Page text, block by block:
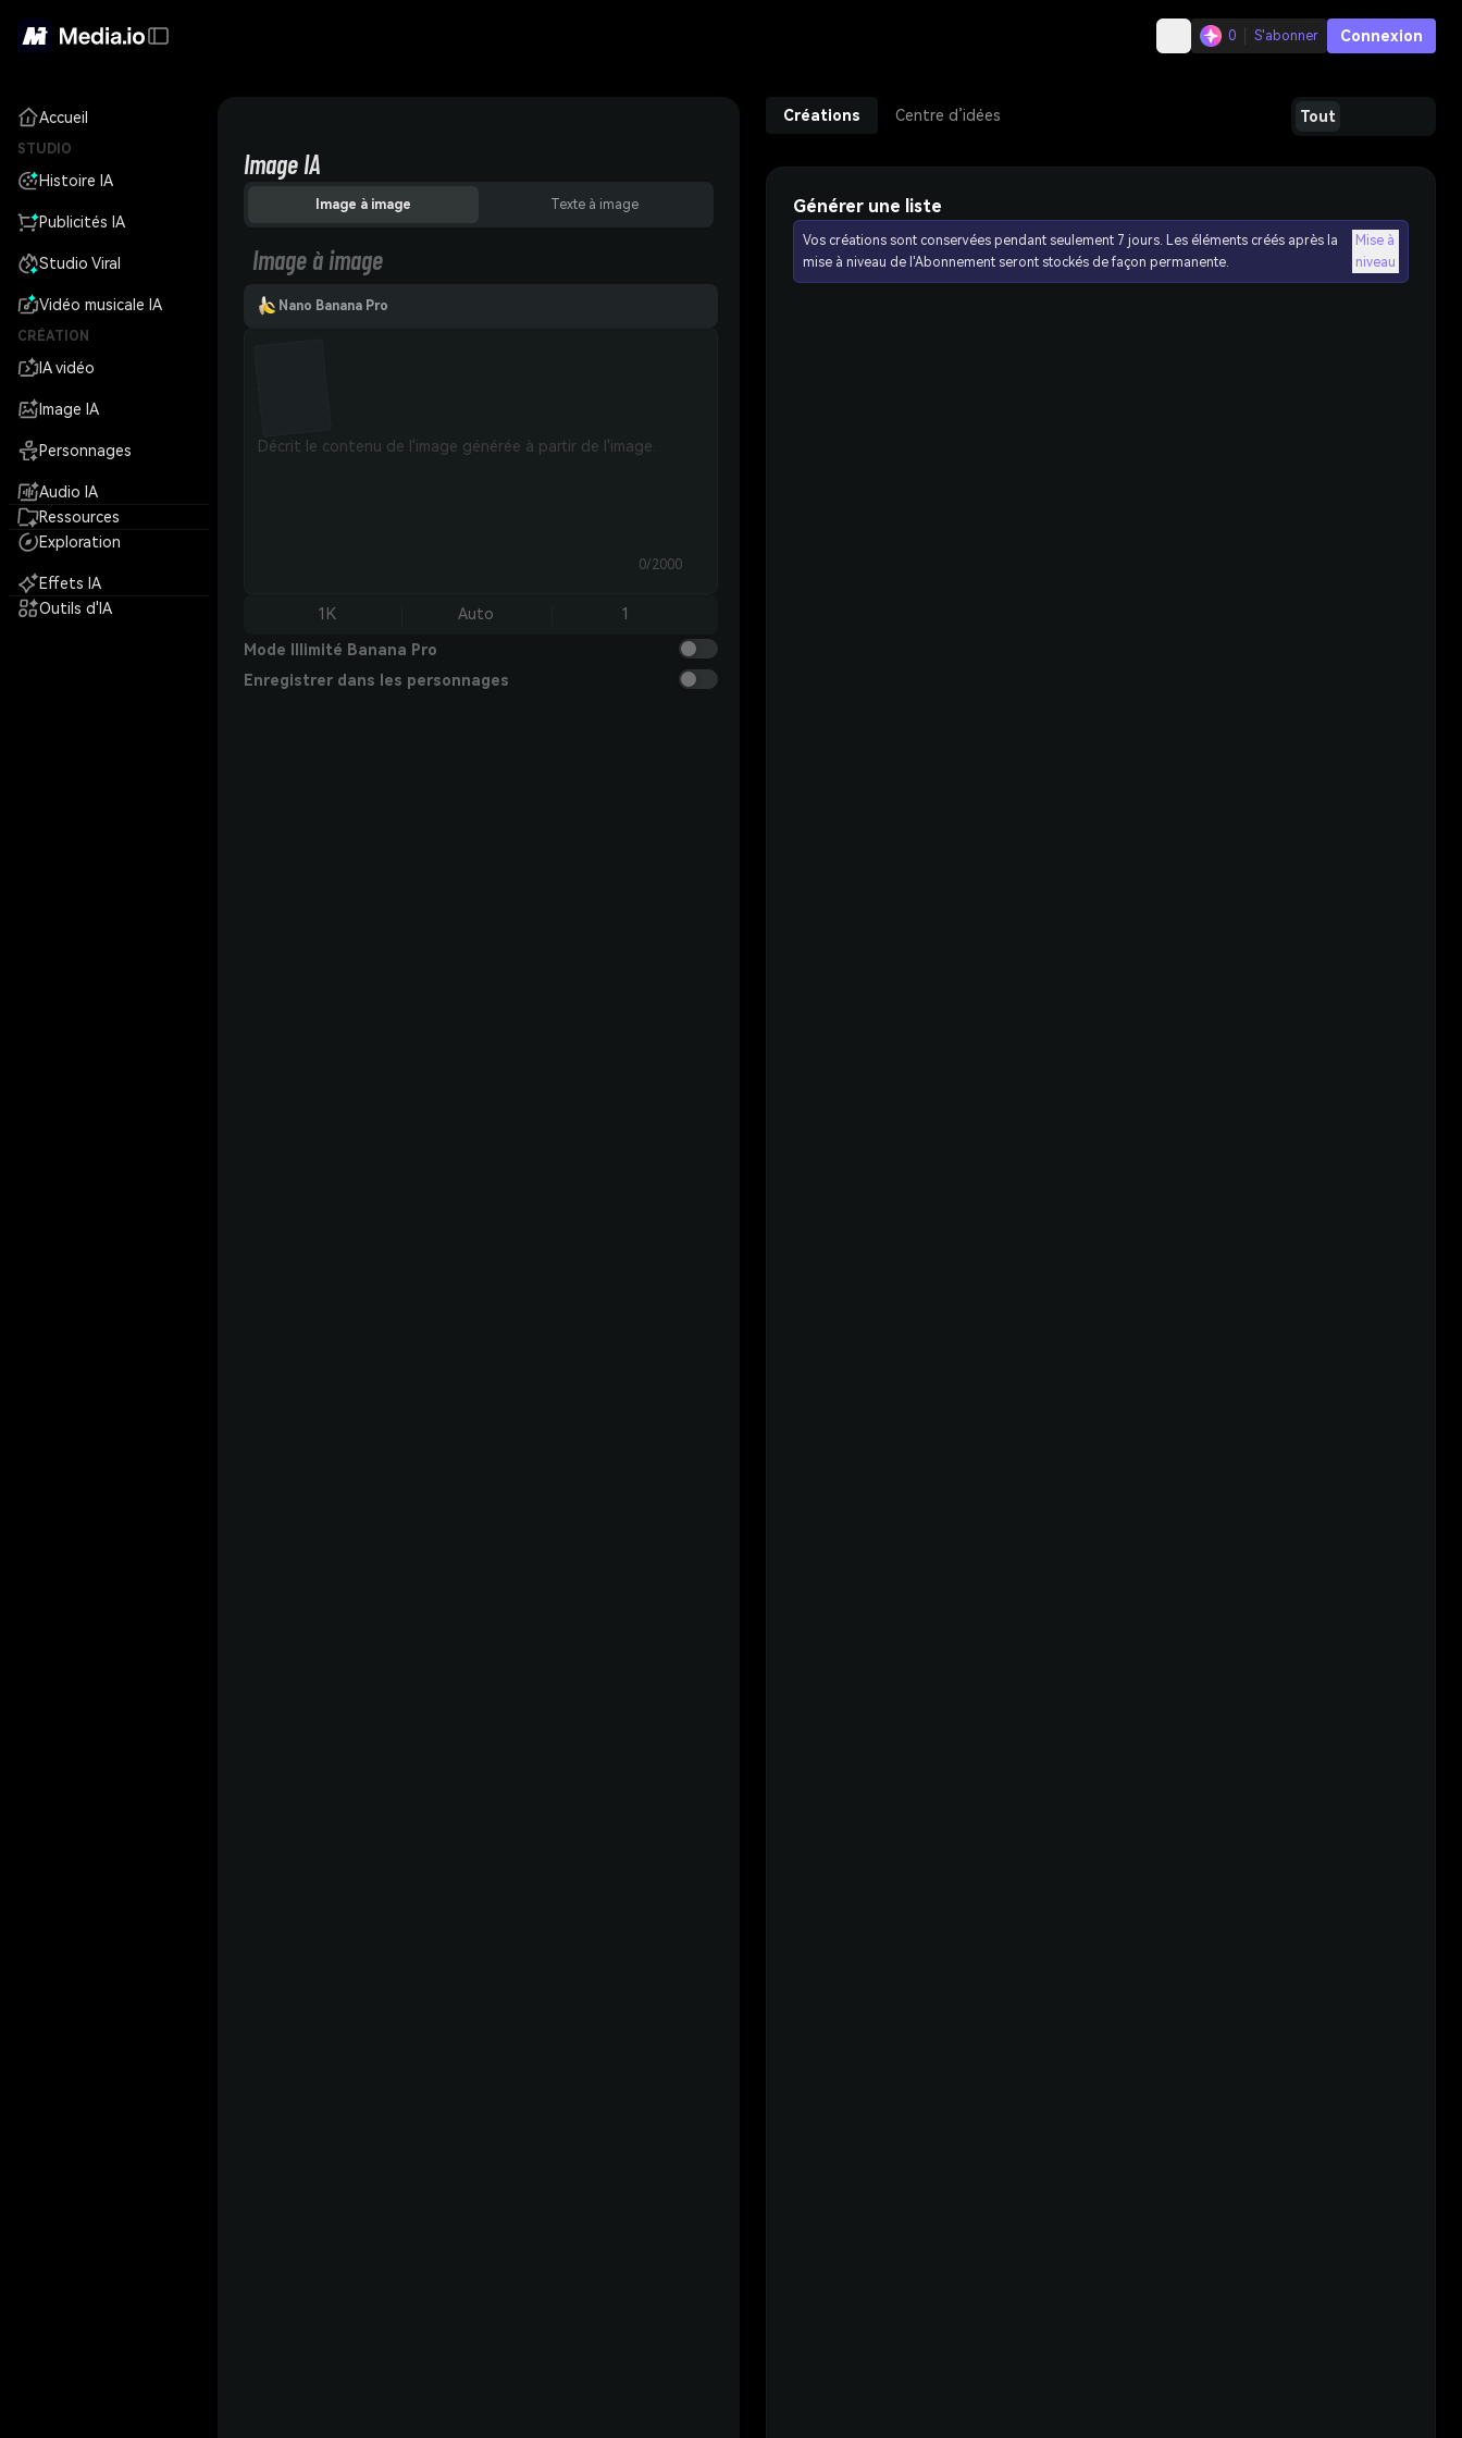
0 S'abonner Connexion
Accueil
STUDIO
Histoire IA
Publicités IA
Studio Viral
Vidéo musicale IA
CRÉATION
IA vidéo
Image IA
Personnages
Audio IA
Ressources
Exploration
Effets IA
Outils d'IA
Image IA
Image à image Texte à image
Image à image
Nano Banana Pro
0/2000
1K Auto 1
Mode Illimité Banana Pro
Enregistrer dans les personnages
Créations Centre d’idées Tout
Générer une liste
Vos créations sont conservées pendant seulement 7 jours. Les éléments créés après la
mise à niveau de l'Abonnement seront stockés de façon permanente.
Mise à
niveau